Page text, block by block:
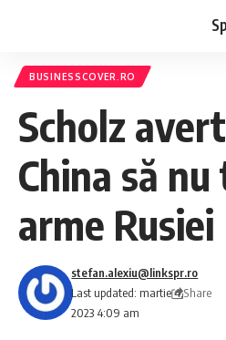
BUSINESSCOVER.RO
Scholz
China să
arme Rusiei
Last updated: martie 4,
2023 4:09 am
stefan.alexiu@linkspr.ro
Share